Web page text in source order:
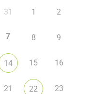
31 1 2
7 8 9
14 15 16
21 22 23